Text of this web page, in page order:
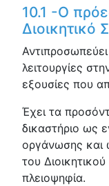
10.1 -Ο
Διοικητικό
λειτουργίες
εξουσίες που
Έχει τα
δικαστήριο ως
οργάνωσης και
του
πλειοψηφία.